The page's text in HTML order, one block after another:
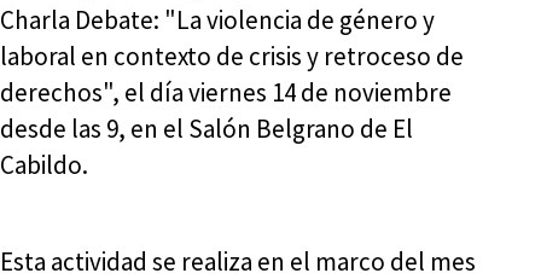
Charla Debate: "La violencia de género y
laboral en contexto de crisis y retroceso de
derechos", el día viernes 14 de noviembre
desde las 9, en el Salón Belgrano de El
Cabildo.
Esta actividad se realiza en el marco del mes